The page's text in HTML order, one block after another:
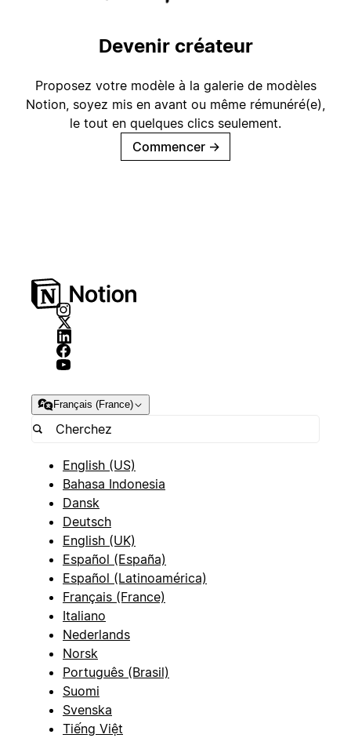
Devenir créateur
Proposez votre modèle à la galerie de modèles
Notion, soyez mis en avant ou même rémunéré(e),
le tout en quelques clics seulement.
Commencer →
Français (France)
English (US)
Bahasa Indonesia
Dansk
Deutsch
English (UK)
Español (España)
Español (Latinoamérica)
Français (France)
Italiano
Nederlands
Norsk
Português (Brasil)
Suomi
Svenska
Tiếng Việt